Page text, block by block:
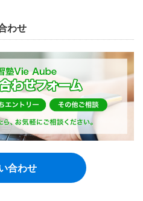
わせ
合わせ